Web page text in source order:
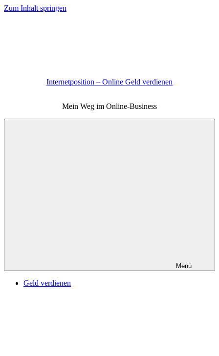
Zum Inhalt springen
Internetposition – Online Geld verdienen
Mein Weg im Online-Business
Menü
Geld verdienen